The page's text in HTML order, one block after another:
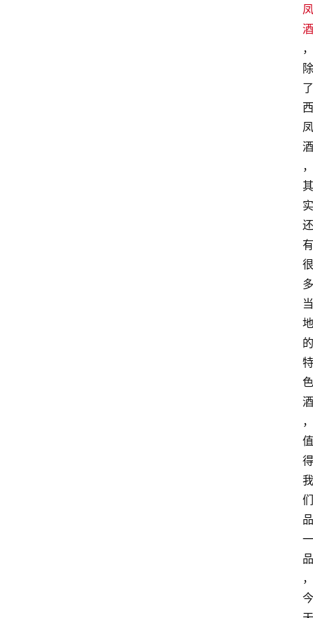
凤
酒
，
除
了
西
凤
酒
，
其
实
还
有
很
多
当
地
的
特
色
酒
，
值
得
我
们
品
一
品
，
今